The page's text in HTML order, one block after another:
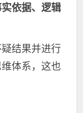
依据、逻辑
结果并进行
体系，这也